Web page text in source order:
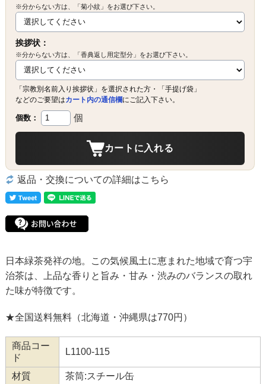
※分からない方は、「菊小紋」をお選び下さい。
挨拶状：
※分からない方は、「香典返し用定型分」をお選び下さい。
「宗教別名前入り挨拶状」を選択された方・「手提げ袋」
などのご要望はカート内の通信欄にご記入下さい。
個数： 個
カートに入れる
返品・交換についての詳細はこちら
日本緑茶発祥の地。この気候風土に恵まれた地域で育つ宇
治茶は、上品な香りと旨み・甘み・渋みのバランスの取れ
た味が特徴です。
★全国送料無料（北海道・沖縄県は770円）
商品コー
ド
L1100-115
材質
茶筒:スチール缶